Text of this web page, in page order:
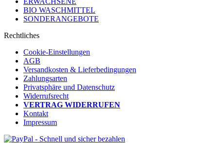
BIO WASCHMITTEL
SONDERANGEBOTE
Rechtliches
Cookie-Einstellungen
AGB
Versandkosten & Lieferbedingungen
Zahlungsarten
Privatsphäre und Datenschutz
Widerrufsrecht
VERTRAG WIDERRUFEN
Kontakt
Impressum